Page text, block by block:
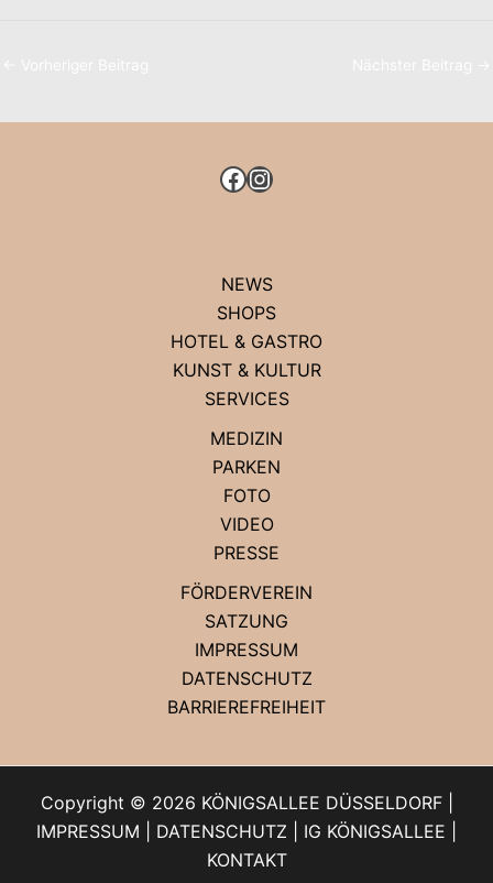
FACEBOOK
INSTAGRAM
NEWS
SHOPS
HOTEL & GASTRO
KUNST & KULTUR
SERVICES
MEDIZIN
PARKEN
FOTO
VIDEO
PRESSE
FÖRDERVEREIN
SATZUNG
IMPRESSUM
DATENSCHUTZ
BARRIEREFREIHEIT
Copyright © 2026 KÖNIGSALLEE DÜSSELDORF |
IMPRESSUM
DATENSCHUTZ IG KÖNIGSALLEE
KONTAKT